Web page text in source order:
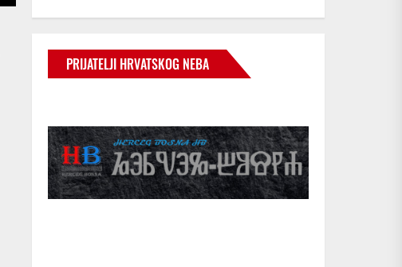
PRIJATELJI HRVATSKOG NEBA